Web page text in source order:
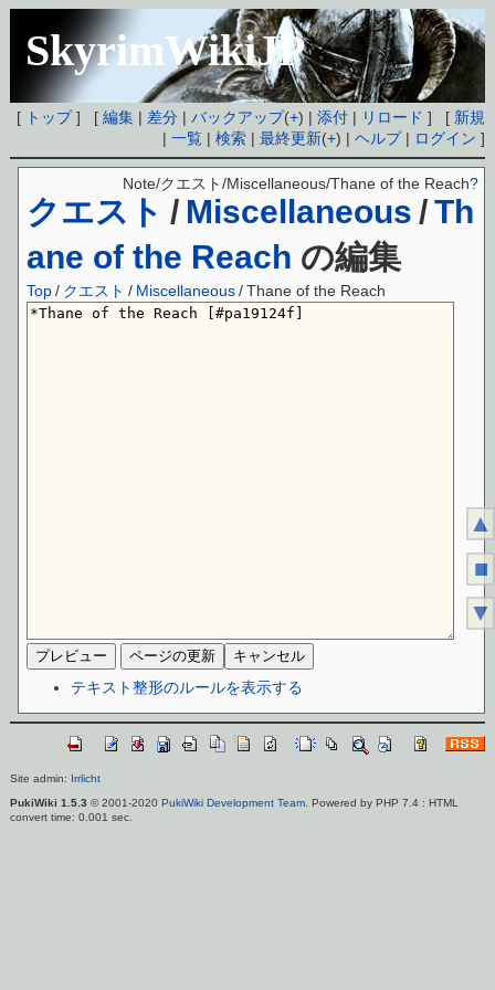
SkyrimWikiJP
[ トップ] [編集 | 差分 |バックアップ(+) |添付 | リロード ] [ 新規
|一覧 |検索 |最終更新(+) |ヘルプ| ログイン ]
クエスト / Miscellaneous /Th
ane of the Reach の編集
Note/クエスト/Miscellaneous/Thane of the Reach?
Top / クエスト / Miscellaneous/ Thane of the Reach
テキスト整形のルールを表示する
Site admin: Irrlicht
PukiWiki 1.5.3 © 2001-2020 PukiWiki Development Team. Powered by PHP 7.4 : HTML
convert time: 0.001 sec.
▲
■
▼